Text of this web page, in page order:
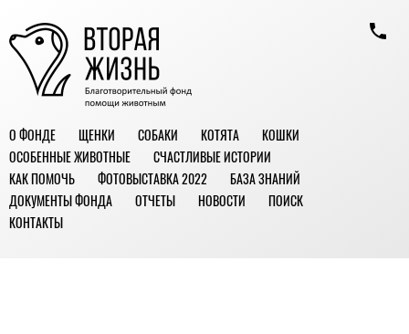
О ФОНДЕ ЩЕНКИ СОБАКИ КОТЯТА
КОШКИ
ОСОБЕННЫЕ ЖИВОТНЫЕ
СЧАСТЛИВЫЕ ИСТОРИИ
КАК ПОМОЧЬ
ФОТОВЫСТАВКА 2022
БАЗА ЗНАНИЙ
ДОКУМЕНТЫ ФОНДА
ОТЧЕТЫ НОВОСТИ
ПОИСК
КОНТАКТЫ